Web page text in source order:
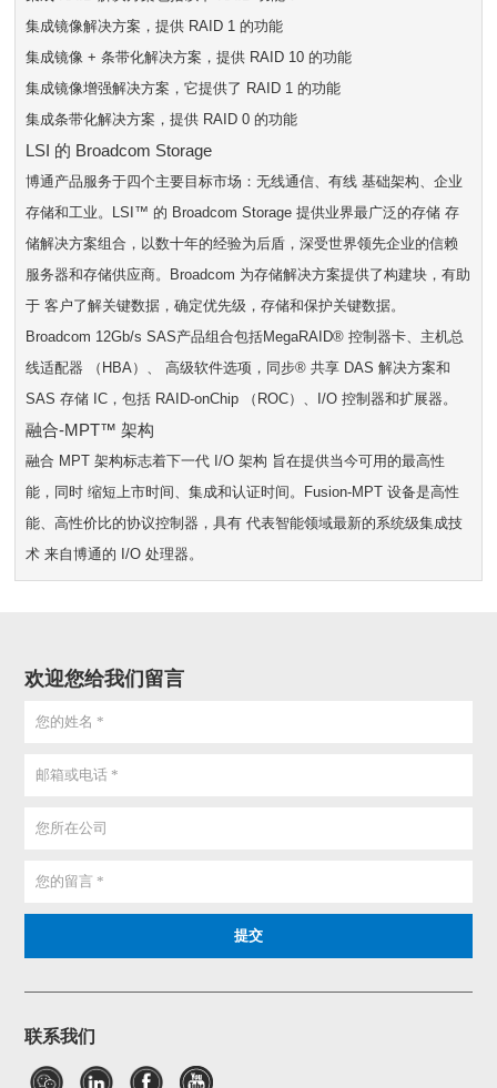
集成镜像解决方案，提供 RAID 1 的功能
集成镜像 + 条带化解决方案，提供 RAID 10 的功能
集成镜像增强解决方案，它提供了 RAID 1 的功能
集成条带化解决方案，提供 RAID 0 的功能
LSI 的 Broadcom Storage
博通产品服务于四个主要目标市场：无线通信、有线 基础架构、企业
存储和工业。LSI™ 的 Broadcom Storage 提供业界最广泛的存储 存
储解决方案组合，以数十年的经验为后盾，深受世界领先企业的信赖
服务器和存储供应商。Broadcom 为存储解决方案提供了构建块，有助
于 客户了解关键数据，确定优先级，存储和保护关键数据。
Broadcom 12Gb/s SAS产品组合包括MegaRAID® 控制器卡、主机总
线适配器 （HBA）、 高级软件选项，同步® 共享 DAS 解决方案和
SAS 存储 IC，包括 RAID-onChip （ROC）、I/O 控制器和扩展器。
融合-MPT™ 架构
融合 MPT 架构标志着下一代 I/O 架构 旨在提供当今可用的最高性
能，同时 缩短上市时间、集成和认证时间。Fusion-MPT 设备是高性
能、高性价比的协议控制器，具有 代表智能领域最新的系统级集成技
术 来自博通的 I/O 处理器。
欢迎您给我们留言
联系我们